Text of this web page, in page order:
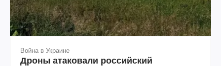
Война в Украине
Дроны атаковали российский